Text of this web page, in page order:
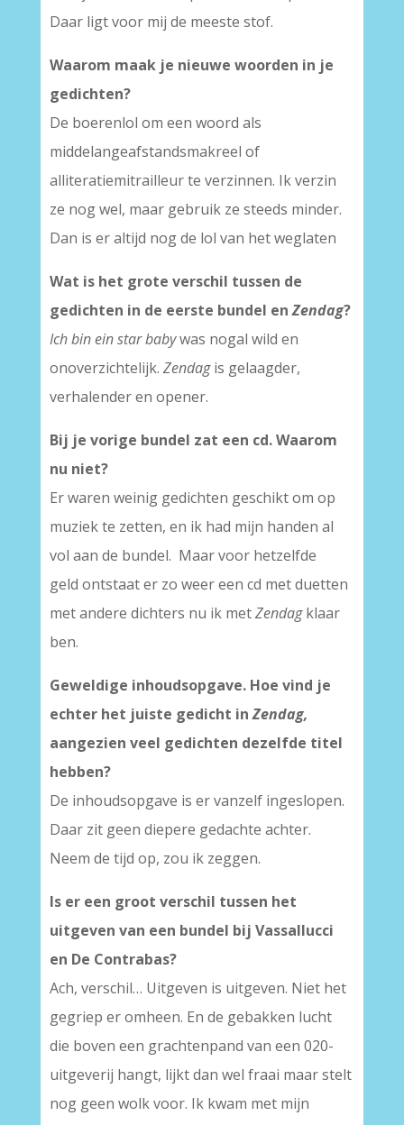
Daar ligt voor mij de meeste stof.
Waarom maak je nieuwe woorden in je
gedichten?
De boerenlol om een woord als
middelangeafstandsmakreel of
alliteratiemitrailleur te verzinnen. Ik verzin
ze nog wel, maar gebruik ze steeds minder.
Dan is er altijd nog de lol van het weglaten
Wat is het grote verschil tussen de
gedichten in de eerste bundel enZendag?
Ich bin ein star babywas nogal wild en
onoverzichtelijk. Zendagis gelaagder,
verhalender en opener.
Bij je vorige bundel zat een cd. Waarom
nu niet?
Er waren weinig gedichten geschikt om op
muziek te zetten, en ik had mijn handen al
vol aan de bundel. Maar voor hetzelfde
geld ontstaat er zo weer een cd met duetten
met andere dichters nu ik metZendagklaar
ben.
Geweldige inhoudsopgave. Hoe vind je
echter het juiste gedicht inZendag,
aangezien veel gedichten dezelfde titel
hebben?
De inhoudsopgave is er vanzelf ingeslopen.
Daar zit geen diepere gedachte achter.
Neem de tijd op, zou ik zeggen.
Is er een groot verschil tussen het
uitgeven van een bundel bij Vassallucci
en De Contrabas?
Ach, verschil… Uitgeven is uitgeven. Niet het
gegriep er omheen. En de gebakken lucht
die boven een grachtenpand van een 020-
uitgeverij hangt, lijkt dan wel fraai maar stelt
nog geen wolk voor. Ik kwam met mijn